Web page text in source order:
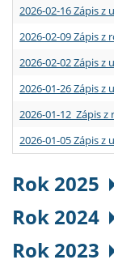
2026-02-16 Zápis z
2026-02-09 Zápis
2026-02-02 Zápis
2026-01-26 Zápis z
2026-01-12 Zápis
2026-01-05 Zápis z
Rok 2025
Rok 2024
Rok 2023